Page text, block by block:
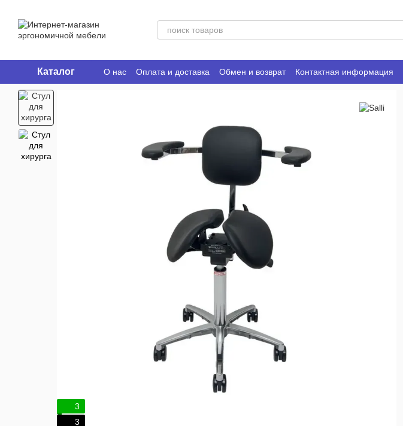
Каталог О нас Оплата и доставка Обмен и возврат Контактная информация
Ergo Place Club
3
3